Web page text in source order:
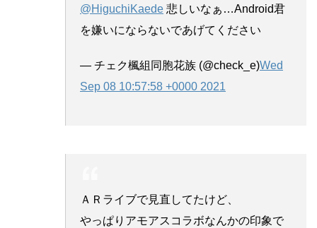
@HiguchiKaede 悲しいなぁ…Android君
を嫌いにならないであげてください
— チェク楓組同胞️花族 (@check_e)Wed
Sep 08 10:57:58 +0000 2021
ＡＲライブで見直してたけど、
やっぱりアモアスコラボなんかの印象で